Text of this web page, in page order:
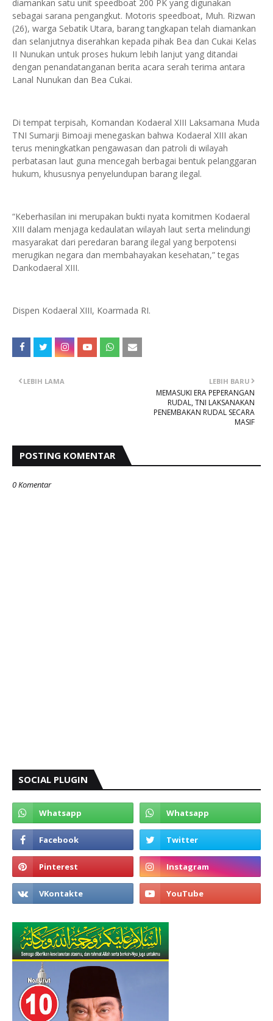
diamankan satu unit speedboat 200 PK yang digunakan
sebagai sarana pengangkut. Motoris speedboat, Muh. Rizwan
(26), warga Sebatik Utara, barang tangkapan telah diamankan
dan selanjutnya diserahkan kepada pihak Bea dan Cukai Kelas
II Nunukan untuk proses hukum lebih lanjut yang ditandai
dengan penandatanganan berita acara serah terima antara
Lanal Nunukan dan Bea Cukai.
Di tempat terpisah, Komandan Kodaeral XIII Laksamana Muda
TNI Sumarji Bimoaji menegaskan bahwa Kodaeral XIII akan
terus meningkatkan pengawasan dan patroli di wilayah
perbatasan laut guna mencegah berbagai bentuk pelanggaran
hukum, khususnya penyelundupan barang ilegal.
“Keberhasilan ini merupakan bukti nyata komitmen Kodaeral
XIII dalam menjaga kedaulatan wilayah laut serta melindungi
masyarakat dari peredaran barang ilegal yang berpotensi
merugikan negara dan membahayakan kesehatan,” tegas
Dankodaeral XIII.
Dispen Kodaeral XIII, Koarmada RI.
LEBIH BARU
MEMASUKI ERA PEPERANGAN
RUDAL, TNI LAKSANAKAN
PENEMBAKAN RUDAL SECARA
MASIF
LEBIH LAMA
POSTING KOMENTAR
0 Komentar
SOCIAL PLUGIN